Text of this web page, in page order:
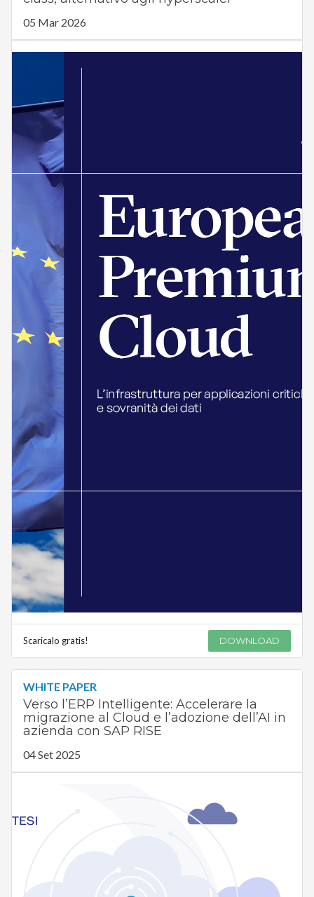
05 Mar 2026
Scaricalo gratis! DOWNLOAD
WHITE PAPER
Verso l’ERP Intelligente: Accelerare la
migrazione al Cloud e l’adozione dell’AI in
azienda con SAP RISE
04 Set 2025